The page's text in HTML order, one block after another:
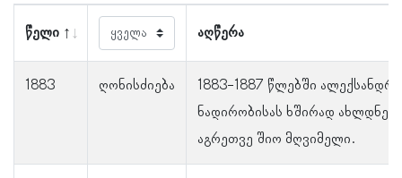
წელი აღწერა
1883 ღონისძიება
1883-1887 წლებში
ნადირობისას ხშირად
აგრეთვე შიო მღვიმელი.